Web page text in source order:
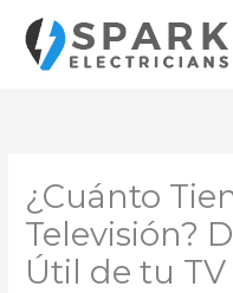
contenido
¿Cuánto
Televisión?
Útil de tu TV